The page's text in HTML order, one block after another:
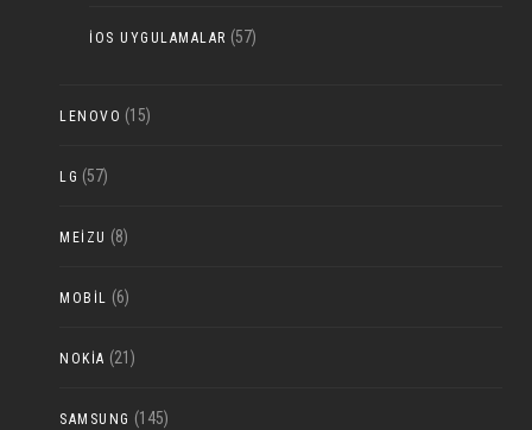
IOS UYGULAMALAR (57)
LENOVO (15)
LG (57)
MEIZU (8)
MOBIL (6)
NOKIA (21)
SAMSUNG (145)